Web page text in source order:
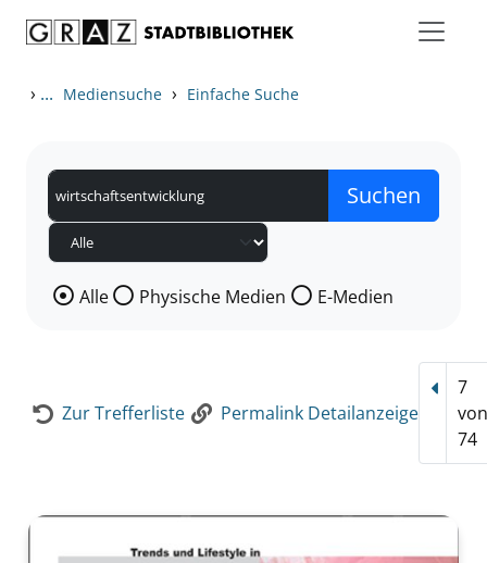
› ... Mediensuche › Einfache Suche
Wählen Sie die Medienart nach der Sie suchen wollen.
Alle Physische Medien E-Medien
Zur Trefferliste Permalink Detailanzeige
7
74